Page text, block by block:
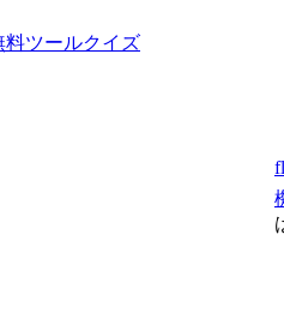
料ツールクイズ